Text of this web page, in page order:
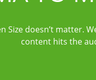
Size doesn’t matter.
content hits the